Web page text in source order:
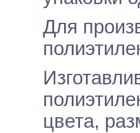
Для
цвета,